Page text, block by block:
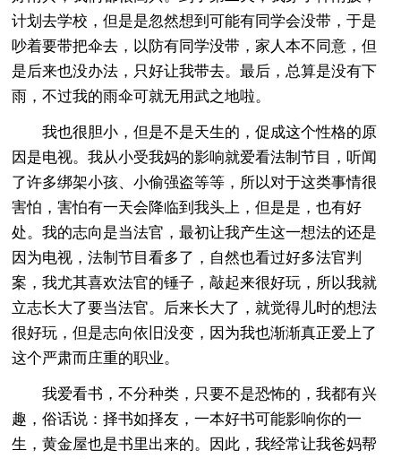
计划去学校，但是是忽然想到可能有同学会没带，于是
吵着要带把伞去，以防有同学没带，家人本不同意，但
是后来也没办法，只好让我带去。最后，总算是没有下
雨，不过我的雨伞可就无用武之地啦。
我也很胆小，但是不是天生的，促成这个性格的原
因是电视。我从小受我妈的影响就爱看法制节目，听闻
了许多绑架小孩、小偷强盗等等，所以对于这类事情很
害怕，害怕有一天会降临到我头上，但是是，也有好
处。我的志向是当法官，最初让我产生这一想法的还是
因为电视，法制节目看多了，自然也看过好多法官判
案，我尤其喜欢法官的锤子，敲起来很好玩，所以我就
立志长大了要当法官。后来长大了，就觉得儿时的想法
很好玩，但是志向依旧没变，因为我也渐渐真正爱上了
这个严肃而庄重的职业。
我爱看书，不分种类，只要不是恐怖的，我都有兴
趣，俗话说：择书如择友，一本好书可能影响你的一
生，黄金屋也是书里出来的。因此，我经常让我爸妈帮